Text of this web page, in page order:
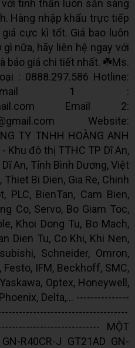
tinh thần luôn sẵn sàng
Hàng nhập khẩu trực tiếp
cực kì tốt. Giá bao luôn
nữa, hãy liên hệ ngay với
báo giá chi tiết nhất. ☘️Ms.
: 0888.297.586 Hotline:
Email 1 :
Email 2:
Website:
TY TNHH HOÀNG ANH
Khu đô thị TTHC TP Dĩ An,
Dĩ An, Tỉnh Bình Dương, Việt
Bi Dien, Gia Re, Chinh
PLC, BienTan, Cam Bien,
Co, Servo, Bo Giam Toc,
Khoi Dong Tu, Bo Mach,
Dien Tu, Co Khi, Khi Nen,
Schneider, Omron,
IFM, Beckhoff, SMC,
Optex, Honeywell,
Delta,... ---------------
MỘT
R40CR-J GT21AD GN-